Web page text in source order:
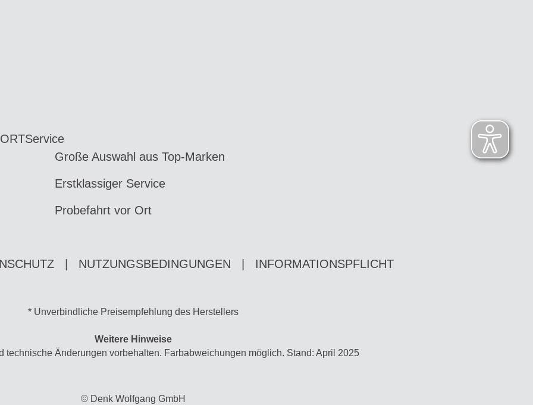
Service
Große Auswahl aus Top-Marken
Erstklassiger Service
Probefahrt vor Ort
NUTZUNGSBEDINGUNGEN INFORMATIONSPFLICHT
* Unverbindliche Preisempfehlung des Herstellers
Weitere Hinweise
technische Änderungen vorbehalten. Farbabweichungen möglich. Stand: April 2025
© Denk Wolfgang GmbH